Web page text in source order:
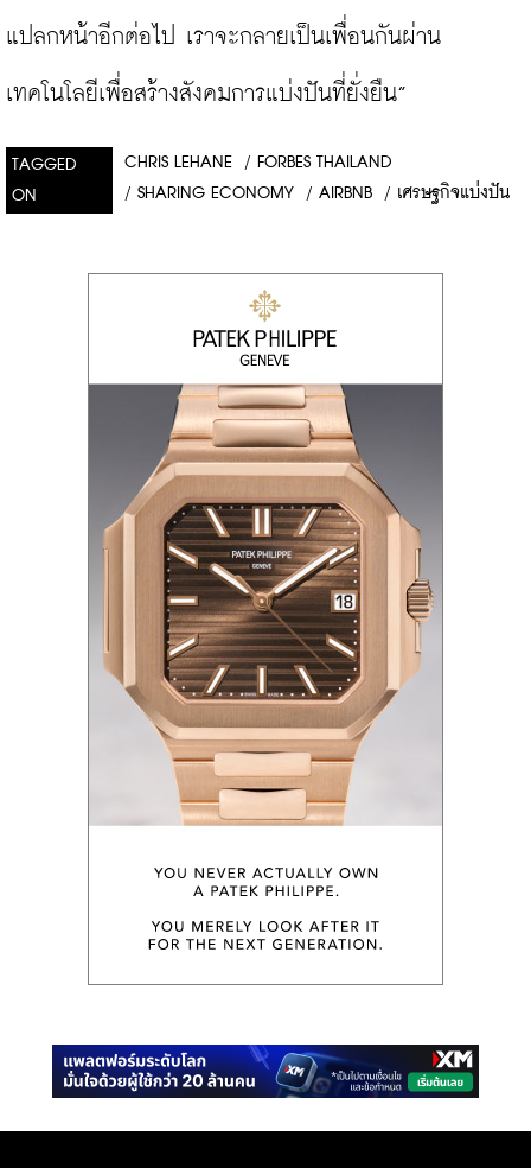
แปลกหน้าอีกต่อไป เราจะกลายเป็นเพื่อนกันผ่าน
เทคโนโลยีเพื่อสร้างสังคมการแบ่งปันที่ยั่งยืน”
TAGGED
ON
CHRIS LEHANE / FORBES THAILAND
/ SHARING ECONOMY / AIRBNB / เศรษฐกิจแบ่งปัน